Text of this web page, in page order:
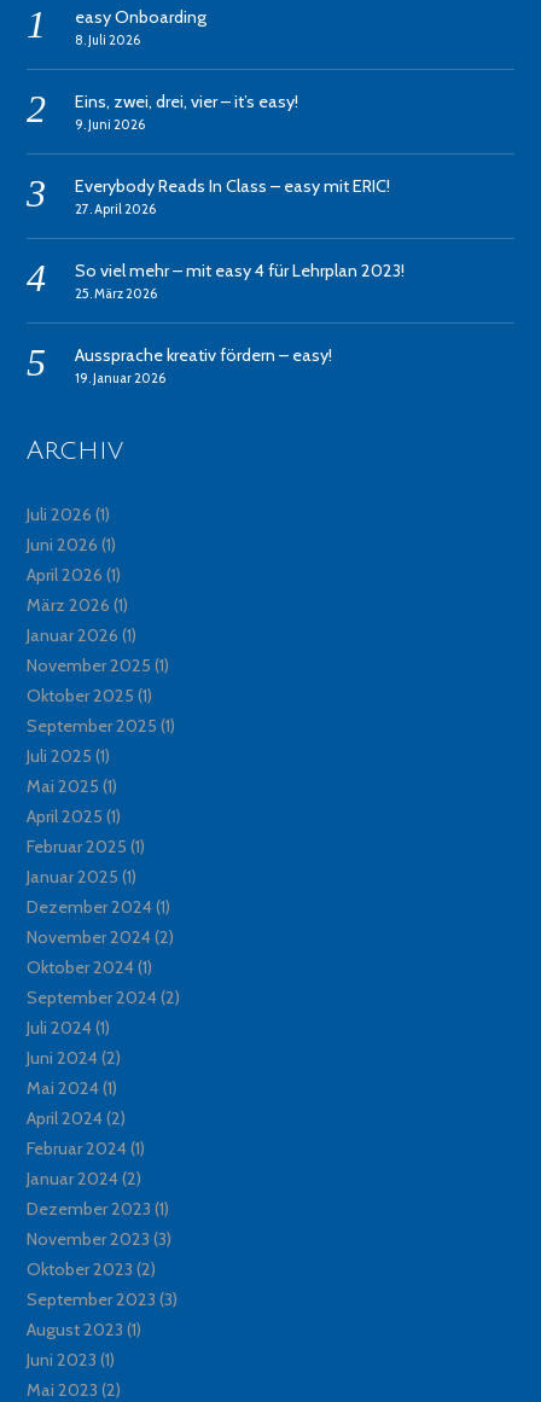
easy Onboarding
8. Juli 2026
Eins, zwei, drei, vier – it’s easy!
9. Juni 2026
Everybody Reads In Class – easy mit ERIC!
27. April 2026
So viel mehr – mit easy 4 für Lehrplan 2023!
25. März 2026
Aussprache kreativ fördern – easy!
19. Januar 2026
Archiv
Juli 2026 (1)
Juni 2026 (1)
April 2026 (1)
März 2026 (1)
Januar 2026 (1)
November 2025 (1)
Oktober 2025 (1)
September 2025 (1)
Juli 2025 (1)
Mai 2025 (1)
April 2025 (1)
Februar 2025 (1)
Januar 2025 (1)
Dezember 2024(1)
November 2024(2)
Oktober 2024(1)
September 2024(2)
Juli 2024(1)
Juni 2024(2)
Mai 2024(1)
April 2024(2)
Februar 2024(1)
Januar 2024(2)
Dezember 2023 (1)
November 2023 (3)
Oktober 2023 (2)
September 2023 (3)
August 2023 (1)
Juni 2023 (1)
Mai 2023 (2)